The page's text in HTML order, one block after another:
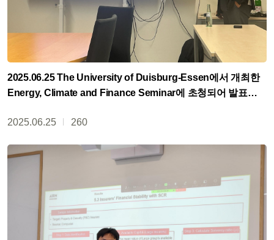
2025.06.25 The University of Duisburg-Essen에서 개최한
Energy, Climate and Finance Seminar에 초청되어 발표
2025.06.25
260